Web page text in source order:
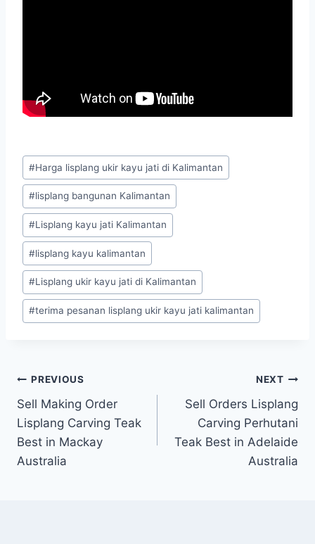
#Harga lisplang ukir kayu jati di Kalimantan
#lisplang bangunan Kalimantan
#Lisplang kayu jati Kalimantan
#lisplang kayu kalimantan
#Lisplang ukir kayu jati di Kalimantan
#terima pesanan lisplang ukir kayu jati kalimantan
PREVIOUS
Sell Making Order
Lisplang Carving Teak
Best in Mackay
Australia
NEXT
Sell Orders Lisplang
Carving Perhutani
Teak Best in Adelaide
Australia